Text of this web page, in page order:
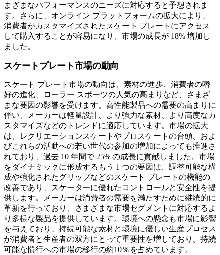
まざまなパフォーマンスのニーズに対応すると予想されま
す。さらに、オンライン プラットフォームの拡大により、
消費者がカスタマイズされたスケート プレートにアクセス
して購入することが容易になり、市場の成長が 18% 増加し
ました。
スケートプレート市場の動向
スケート プレート市場の動向は、素材の進歩、消費者の嗜
好の進化、ローラー スポーツの人気の高まりなど、さまざ
まな要因の影響を受けます。高性能製品への需要の高まりに
伴い、メーカーは軽量設計、より強力な素材、より高度なカ
スタマイズなどのトレンドに適応しています。市場の拡大
は、レクリエーションスケートやプロスケートの台頭、およ
びこれらの活動への若い世代の参加の増加によっても推進さ
れており、過去 10 年間で 25% の成長に貢献しました。市場
をダイナミックに形成するもう 1 つの要因は、調整可能な構
成や強化されたグリップなどのスケート プレートの機能の
改善であり、スケーターに優れたコントロールと安全性を提
供します。メーカーは消費者の需要を満たすために継続的に
革新を行っており、さまざまな市場セグメントに対応するよ
り多様な製品を提供しています。環境への懸念も市場に影響
を与えており、持続可能な素材と環境に優しい生産プロセス
が消費者と生産者の双方にとって重要性を増しており、持続
可能な慣行への市場の移行の約10％を占めています。